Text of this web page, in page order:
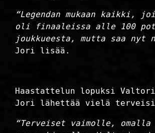
“Legendan mukaan kaikki,
oli finaaleissa alle 100
joukkueesta, mutta saa nyt
Jori lisää.
Haastattelun lopuksi
Jori lähettää vielä
“Terveiset vaimolle,